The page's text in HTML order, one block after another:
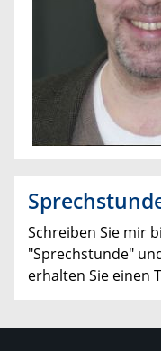
Schreiben Sie mir
"Sprechstunde"
erhalten Sie einen